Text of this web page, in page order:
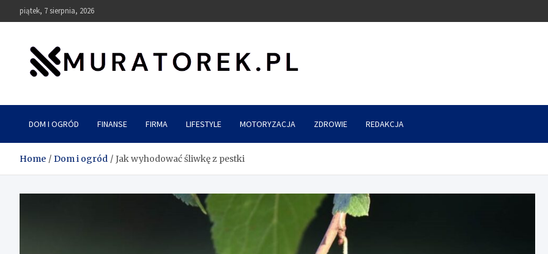
to
piątek, 7 sierpnia, 2026
muratorek.pl
DOM I OGRÓD FINANSE FIRMA LIFESTYLE MOTORYZACJA ZDROWIE REDAKCJA
Home Dom i ogród Jak wyhodować śliwkę z pestki